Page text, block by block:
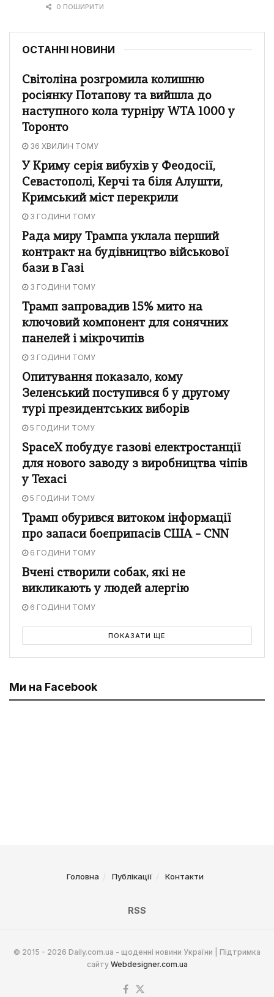
0 ПОШИРИТИ
ОСТАННІ НОВИНИ
Світоліна розгромила колишню
росіянку Потапову та вийшла до
наступного кола турніру WTA 1000 у
Торонто
36 ХВИЛИН ТОМУ
У Криму серія вибухів у Феодосії,
Севастополі, Керчі та біля Алушти,
Кримський міст перекрили
3 ГОДИНИ ТОМУ
Рада миру Трампа уклала перший
контракт на будівництво військової
бази в Газі
3 ГОДИНИ ТОМУ
Трамп запровадив 15% мито на
ключовий компонент для сонячних
панелей і мікрочипів
3 ГОДИНИ ТОМУ
Опитування показало, кому
Зеленський поступився б у другому
турі президентських виборів
5 ГОДИНИ ТОМУ
SpaceX побудує газові електростанції
для нового заводу з виробництва чіпів
у Техасі
5 ГОДИНИ ТОМУ
Трамп обурився витоком інформації
про запаси боєприпасів США – CNN
6 ГОДИНИ ТОМУ
Вчені створили собак, які не
викликають у людей алергію
6 ГОДИНИ ТОМУ
ПОКАЗАТИ ЩЕ
Ми на Facebook
Головна Публікації Контакти
RSS
© 2015 - 2026 Daily.com.ua - щоденні новини України | Підтримка
сайту Webdesigner.com.ua